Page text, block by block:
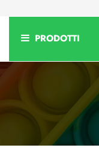
PRODOTTI